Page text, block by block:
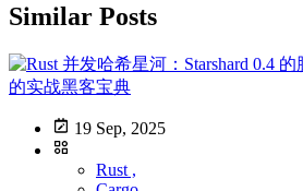
Similar Posts
19 Sep, 2025
Rust ,